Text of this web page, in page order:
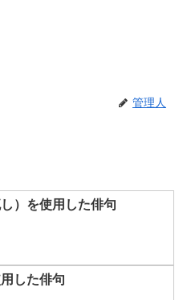
管理人
）を使用した俳句
した俳句